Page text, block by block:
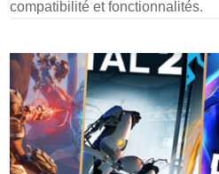
compatibilité et fonctionnalités.